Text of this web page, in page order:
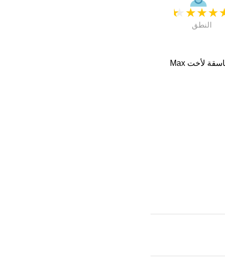
★
★
★
★
النطق
. اسماء متناسقة لأخت Max